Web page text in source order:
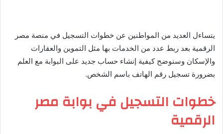
يتساءل العديد من المواطنين عن خطوات التسجيل في منصة مصر
الرقمية بعد ربط عدد من الخدمات بها مثل التموين والعقارات
والإسكان وسنوضح كيفية إنشاء حساب جديد على البوابة مع العلم
بضرورة تسجيل رقم الهاتف باسم الشخص.
خطوات التسجيل في بوابة مصر
الرقمية